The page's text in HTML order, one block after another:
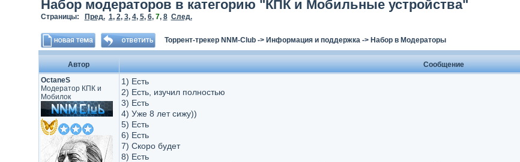
Набор модераторов в категорию "КПК и Мобильные устройства"
Страницы: Пред. 1, 2, 3, 4, 5, 6, 7, 8 След.
Торрент-трекер NNM-Club-> Информация и поддержка-> Набор в Модераторы
Автор
Сообщение
OctaneS
Модератор КПК и
Мобилок
1) Есть
2) Есть, изучил полностью
3) Есть
4) Уже 8 лет сижу))
5) Есть
6) Есть
7) Скоро будет
8) Есть